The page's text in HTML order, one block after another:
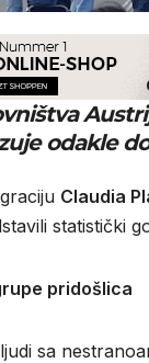
odakle
Claudia
statistički
pridošlica
sa